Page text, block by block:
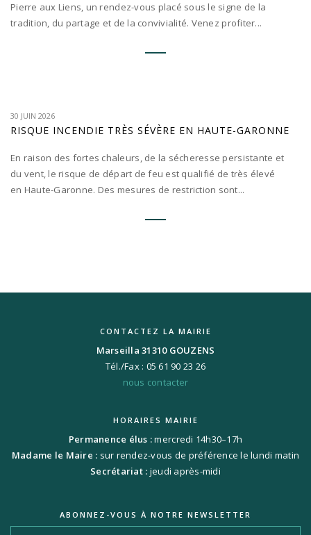
Pierre aux Liens, un rendez-vous placé sous le signe de la
tradition, du partage et de la convivialité. Venez profiter...
30 JUIN 2026
RISQUE INCENDIE TRÈS SÉVÈRE EN HAUTE-GARONNE
En raison des fortes chaleurs, de la sécheresse persistante et
du vent, le risque de départ de feu est qualifié de très élevé
en Haute-Garonne. Des mesures de restriction sont...
CONTACTEZ LA MAIRIE
Marseilla 31310 GOUZENS
Tél./Fax : 05 61 90 23 26
nous contacter
HORAIRES MAIRIE
Permanence élus :mercredi 14h30–17h
Madame le Maire : sur rendez-vous de préférence le lundi matin
Secrétariat : jeudi après-midi
ABONNEZ-VOUS À NOTRE NEWSLETTER